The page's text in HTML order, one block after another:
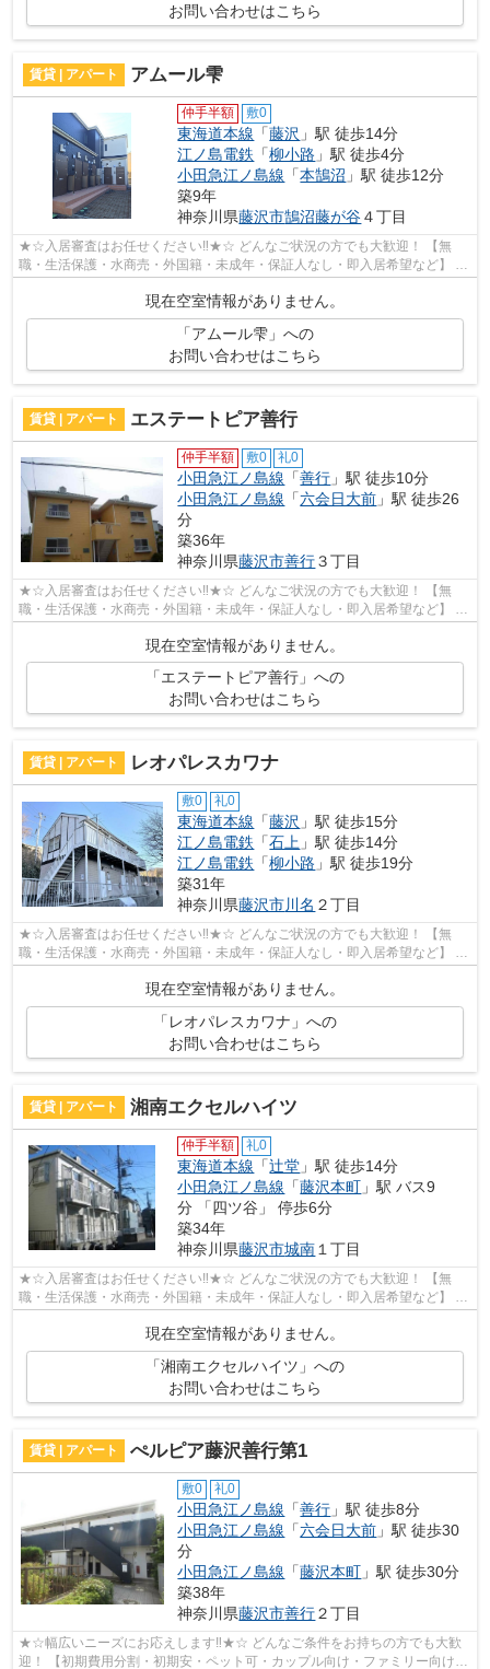
お問い合わせはこちら
賃貸 | アパート アムール雫
仲手半額 敷0
東海道本線 「藤沢 」駅 徒歩14分
江ノ島電鉄 「柳小路 」駅 徒歩4分
小田急江ノ島線 「本鵠沼 」駅 徒歩12分
築9年
神奈川県藤沢市鵠沼藤が谷４丁目
★☆入居審査はお任せください‼★☆ どんなご状況の方でも大歓迎！ 【無
職・生活保護・水商売・外国籍・未成年・保証人なし・即入居希望など】 ネ
現在空室情報がありません。
「アムール雫」への
お問い合わせはこちら
賃貸 | アパート エステートピア善行
仲手半額 敷0 礼0
小田急江ノ島線 「善行 」駅 徒歩10分
小田急江ノ島線 「六会日大前 」駅 徒歩26
分
築36年
神奈川県藤沢市善行３丁目
★☆入居審査はお任せください‼★☆ どんなご状況の方でも大歓迎！ 【無
職・生活保護・水商売・外国籍・未成年・保証人なし・即入居希望など】 ネ
ット非公開の物件からもお探し致します‼ ...
現在空室情報がありません。
「エステートピア善行」への
お問い合わせはこちら
賃貸 | アパート レオパレスカワナ
敷0 礼0
東海道本線 「藤沢 」駅 徒歩15分
江ノ島電鉄 「石上 」駅 徒歩14分
江ノ島電鉄 「柳小路 」駅 徒歩19分
築31年
神奈川県藤沢市川名 ２丁目
★☆入居審査はお任せください‼★☆ どんなご状況の方でも大歓迎！ 【無
職・生活保護・水商売・外国籍・未成年・保証人なし・即入居希望など】 ネ
現在空室情報がありません。
「レオパレスカワナ」への
お問い合わせはこちら
賃貸 | アパート 湘南エクセルハイツ
仲手半額 礼0
東海道本線 「辻堂 」駅 徒歩14分
小田急江ノ島線 「藤沢本町 」駅 バス9
分 「四ツ谷」 停歩6分
築34年
神奈川県藤沢市城南 １丁目
★☆入居審査はお任せください‼★☆ どんなご状況の方でも大歓迎！ 【無
職・生活保護・水商売・外国籍・未成年・保証人なし・即入居希望など】 ネ
ット非公開の物件からもお探し致します‼ ...
現在空室情報がありません。
「湘南エクセルハイツ」への
お問い合わせはこちら
賃貸 | アパート ぺルピア藤沢善行第1
敷0 礼0
小田急江ノ島線 「善行 」駅 徒歩8分
小田急江ノ島線 「六会日大前 」駅 徒歩30
分
小田急江ノ島線 「藤沢本町 」駅 徒歩30分
築38年
神奈川県藤沢市善行２丁目
★☆幅広いニーズにお応えします‼★☆ どんなご条件をお持ちの方でも大歓
迎！ 【初期費用分割・初期安・ペット可・カップル向け・ファミリー向け・